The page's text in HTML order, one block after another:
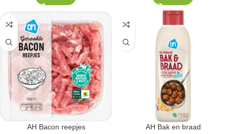
AH Bacon reepjes AH Bak en braad